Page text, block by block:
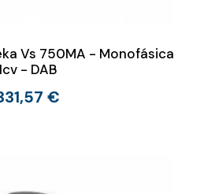
Vs 750MA - Monofásica
- DAB
€